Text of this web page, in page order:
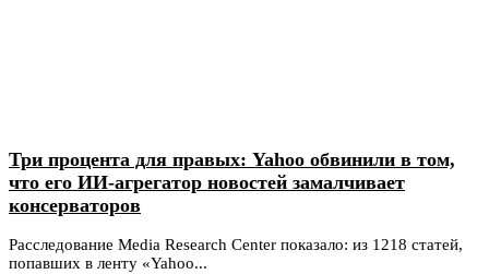
Три процента для правых: Yahoo обвинили в том,
что его ИИ-агрегатор новостей замалчивает
консерваторов
Расследование Media Research Center показало: из 1218 статей,
попавших в ленту «Yahoo...